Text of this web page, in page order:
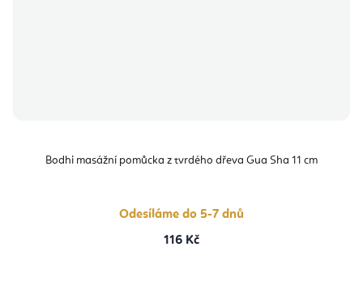
Bodhi masážní pomůcka z tvrdého dřeva Gua Sha 11 cm
Odesíláme do 5-7 dnů
116 Kč